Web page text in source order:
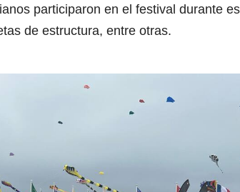
participaron en el festival durante
de estructura, entre otras.